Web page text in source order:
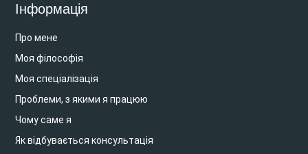
Інформація
Про мене
Моя філософія
Моя спеціалізація
Проблеми, з якими я працюю
Чому саме я
Як відбувається консультація